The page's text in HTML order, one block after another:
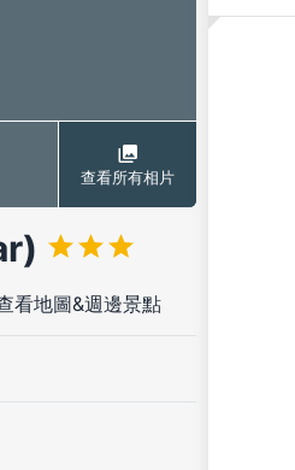
查看所有相片
看地圖&週邊景點